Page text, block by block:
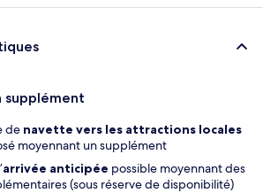
supplément
de navette vers les attractions locales
moyennant un supplément
arrivée anticipée possible moyennant des
(sous réserve de disponibilité)